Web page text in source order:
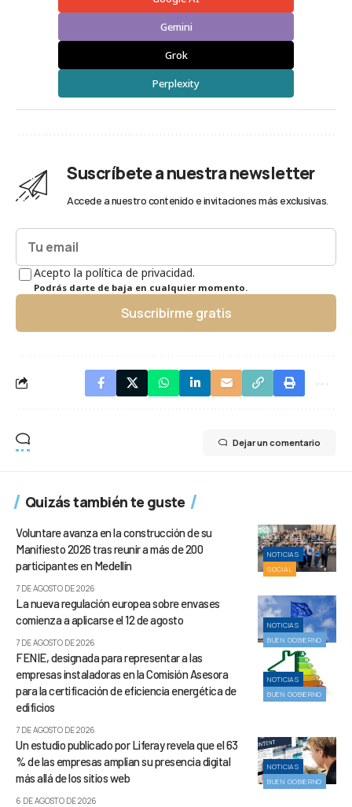
Gemini
Grok
Perplexity
Suscríbete a nuestra newsletter
Accede a nuestro contenido e invitaciones más exclusivas.
Acepto la política de privacidad.
Podrás darte de baja en cualquier momento.
Suscribirme gratis
Dejar un comentario
Quizás también te guste
NOTICIAS
SOCIAL
Voluntare avanza en la construcción de su
Manifiesto 2026 tras reunir a más de 200
participantes en Medellín
7 DE AGOSTO DE 2026
NOTICIAS
BUEN GOBIERNO
La nueva regulación europea sobre envases
comienza a aplicarse el 12 de agosto
7 DE AGOSTO DE 2026
NOTICIAS
BUEN GOBIERNO
FENIE, designada para representar a las
empresas instaladoras en la Comisión Asesora
para la certificación de eficiencia energética de
edificios
7 DE AGOSTO DE 2026
NOTICIAS
BUEN GOBIERNO
Un estudio publicado por Liferay revela que el 63
% de las empresas amplían su presencia digital
más allá de los sitios web
6 DE AGOSTO DE 2026